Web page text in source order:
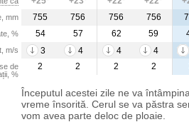
mm
%
m/s
de
%
755
756 756 756
54
57 62 59
3
4 4 4
2
2 2 2
Începutul acestei zile ne va
vreme însorită. Cerul se va păstra
vom avea parte deloc de ploaie.